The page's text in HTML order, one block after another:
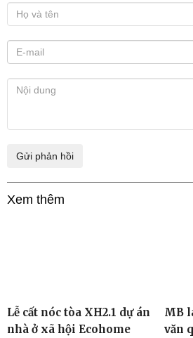
Xem thêm
Lễ cất nóc tòa XH2.1 dự án
nhà ở xã hội Ecohome
MB
văn